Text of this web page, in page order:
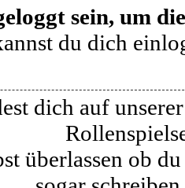
sein, um
du dich
dich auf
überlassen ob